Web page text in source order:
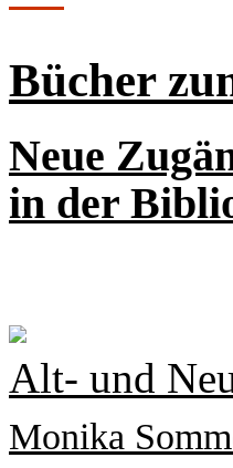
Bücher
Neue
in der
Alt- und
Monika